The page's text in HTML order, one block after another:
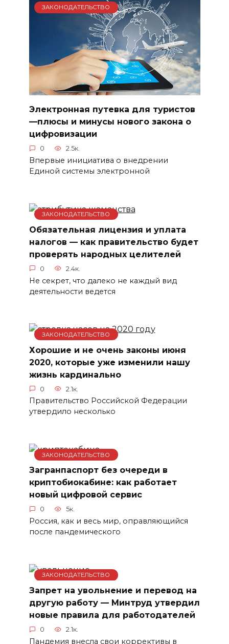
ЗАКОНОДАТЕЛЬСТВО
Электронная путевка для туристов
—плюсы и минусы нового закона о
цифровизации
0 2.5к.
Впервые инициатива о внедрении
Единой системы электронной
ЗАКОНОДАТЕЛЬСТВО
Обязательная лицензия и уплата
налогов — как правительство будет
проверять народных целителей
0 2.4к.
Не секрет, что далеко не каждый вид
деятельности ведется
ЗАКОНОДАТЕЛЬСТВО
Хорошие и не очень законы июня
2020, которые уже изменили нашу
жизнь кардинально
0 2.1к.
Правительство Российской Федерации
утвердило несколько
ЗАКОНОДАТЕЛЬСТВО
Загранпаспорт без очереди в
криптобиокабине: как работает
новый цифровой сервис
0 5к.
Россия, как и весь мир, оправляющийся
после пандемического
ЗАКОНОДАТЕЛЬСТВО
Запрет на увольнение и перевод на
другую работу — Минтруд утвердил
новые правила для работодателей
0 2.1к.
Пандемия внесла свои коррективы в